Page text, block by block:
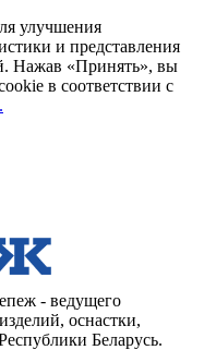
улучшения
и представления
Нажав «Принять», вы
в соответствии с
- ведущего
оснастки,
Беларусь.